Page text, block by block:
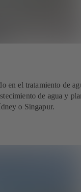
en el tratamiento de
de agua y
o Singapur.